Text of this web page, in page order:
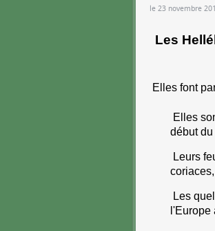
le 23 novembre
Les
Elles font
Elles
début
Leurs
Les
l'Europe